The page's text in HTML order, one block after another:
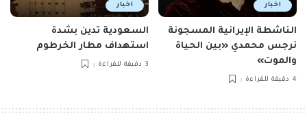
اخبار
الناشطة الإيرانية المسجونة
نرجس محمدي «بين الحياة
والموت»
4 دقيقة للقراءة
اخبار
السعودية تدين بشدة
استهداف مطار الخرطوم
3 دقيقة للقراءة